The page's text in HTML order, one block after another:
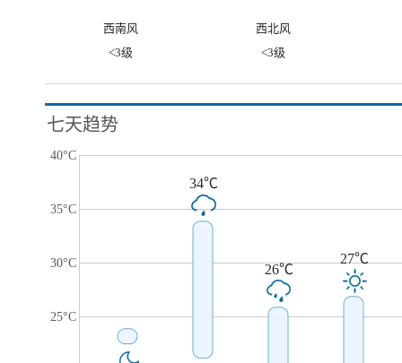
西南风
西北风
<3级
<3级
七天趋势
40°C
35°C
30°C
25°C
34℃
26℃
27℃